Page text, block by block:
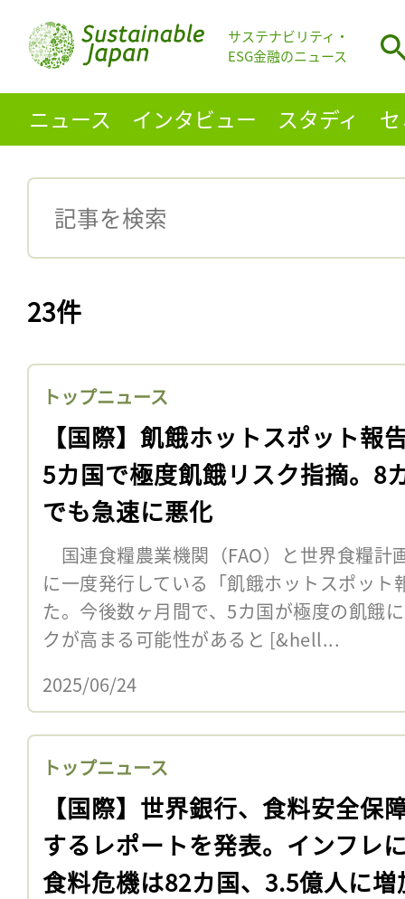
サステナビリティ・
ESG金融のニュース
ニュース インタビュー スタディ
23件
トップニュース
【国際】飢餓ホットスポット報
5カ国で極度飢餓リスク指摘。8
でも急速に悪化
国連食糧農業機関（FAO）と世界食糧計
に一度発行している「飢餓ホットスポット
た。今後数ヶ月間で、5カ国が極度の飢餓
クが高まる可能性があると [&hell...
2025/06/24
トップニュース
【国際】世界銀行、食料安全保
するレポートを発表。インフレ
食料危機は82カ国、3.5億人に増